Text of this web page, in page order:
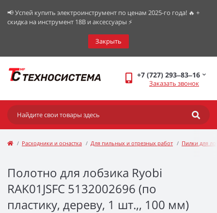
📢 Успей купить электроинструмент по ценам 2025-го года! 🔥 +
скидка на инструмент 18В и аксессуары ⚡️
Закрыть
+7 (727) 293‒83‒16
Заказать звонок
Расходники и оснастка Для пильных и отрезных работ Пилки для
Полотно для лобзика Ryobi
RAK01JSFC 5132002696 (по
пластику, дереву, 1 шт.,, 100 мм)